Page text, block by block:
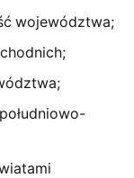
województwa;